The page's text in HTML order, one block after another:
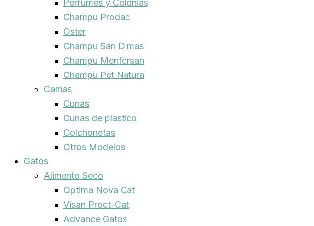
Perfumes y Colonias
Champu Prodac
Oster
Champu San Dimas
Champu Menforsan
Champu Pet Natura
Camas
Cunas
Cunas de plastico
Colchonetas
Otros Modelos
Gatos
Alimento Seco
Optima Nova Cat
Visan Proct-Cat
Advance Gatos